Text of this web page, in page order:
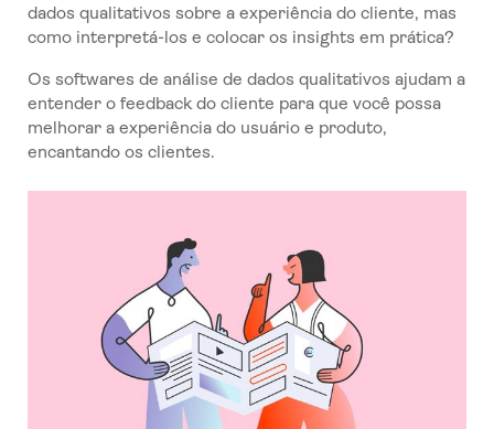
dados qualitativos sobre a experiência do cliente, mas
como interpretá-los e colocar os insights em prática?
Os softwares de análise de dados qualitativos ajudam a
entender o feedback do cliente para que você possa
melhorar a experiência do usuário e produto,
encantando os clientes.